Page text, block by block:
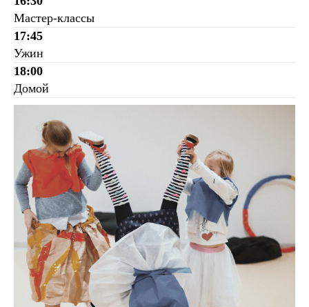
Мастер-классы
17:45
Ужин
18:00
Домой